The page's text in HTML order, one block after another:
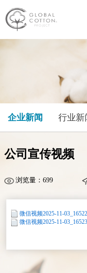
企业新闻 行业新
公司宣传视频
浏览量：699
微信视频2025-11-
微信视频2025-11-